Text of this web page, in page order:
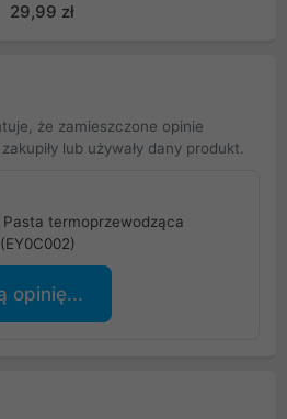
(PT-X10-010)
29,99 zł
że zamieszczone opinie
lub używały dany produkt.
termoprzewodząca
opinię...